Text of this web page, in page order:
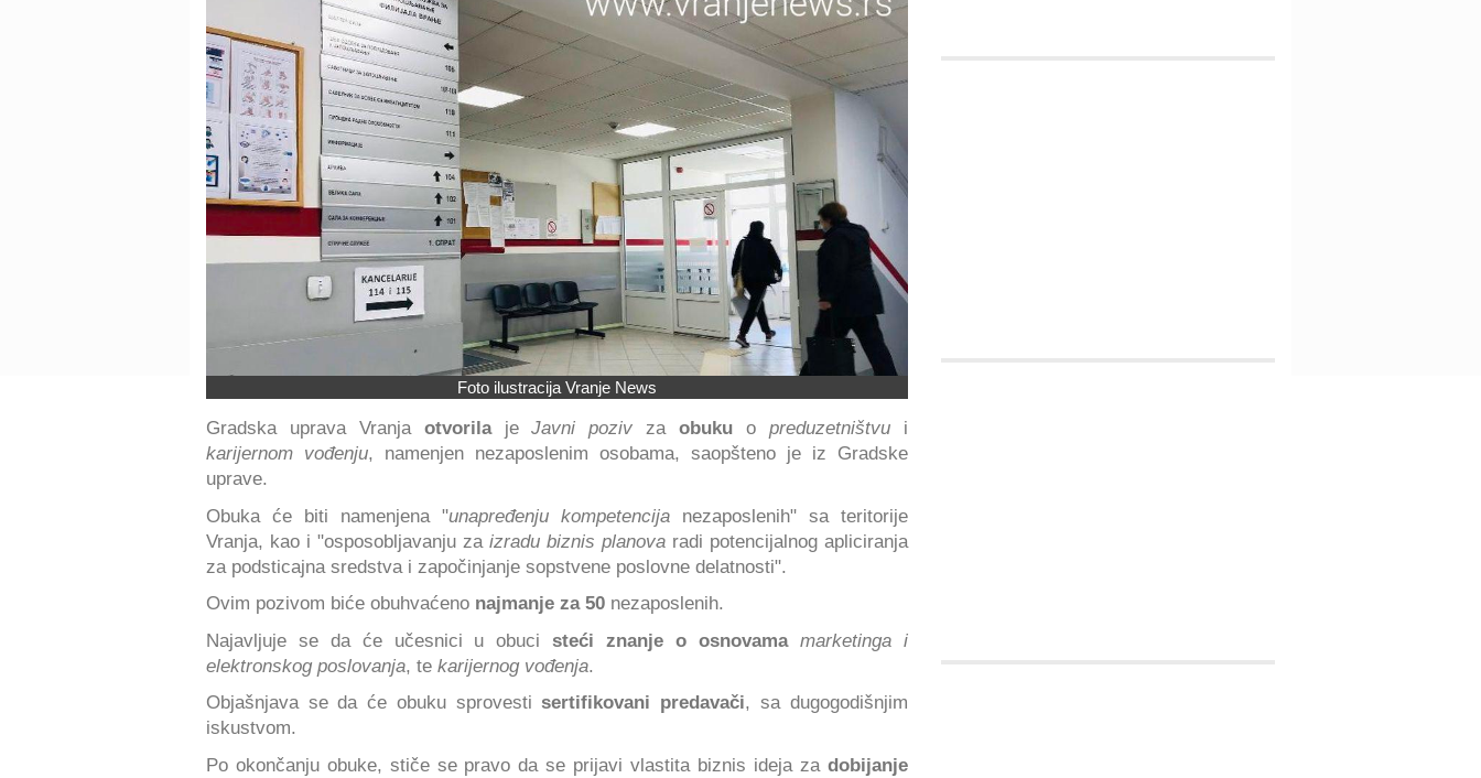
Foto ilustracija Vranje News
Gradska uprava Vranja otvorilajeJavni poziv zaobuku o preduzetništvui
karijernom vođenju, namenjen nezaposlenim osobama, saopšteno je iz Gradske
uprave.
Obuka će biti namenjena "unapređenju kompetencijanezaposlenih" sa teritorije
Vranja, kao i "osposobljavanju za izradu biznis planovaradi potencijalnog apliciranja
za podsticajna sredstva i započinjanje sopstvene poslovne delatnosti".
Ovim pozivom biće obuhvaćeno najmanje za 50 nezaposlenih.
Najavljuje se da će učesnici u obucisteći znanje o osnovama
marketinga i
elektronskog poslovanja, te karijernog vođenja.
Objašnjava se da će obuku sprovestisertifikovani predavači, sa dugogodišnjim
iskustvom.
Po okončanju obuke, stiče se pravo da se prijavi vlastita biznis ideja za dobijanje